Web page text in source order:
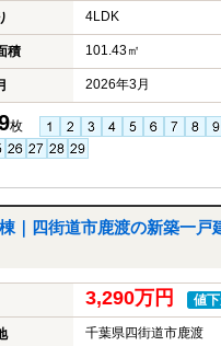
4LDK
積 101.43㎡
2026年3月
枚
｜四街道市鹿渡の新築一戸
3,290万円 値
千葉県四街道市鹿渡